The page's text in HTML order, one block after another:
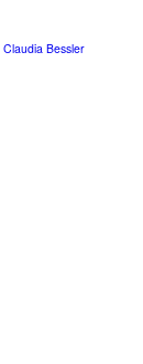
Claudia Bessler